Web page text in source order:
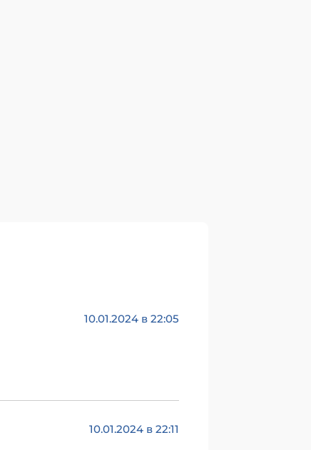
10.01.2024 в 22:05
10.01.2024 в 22:11